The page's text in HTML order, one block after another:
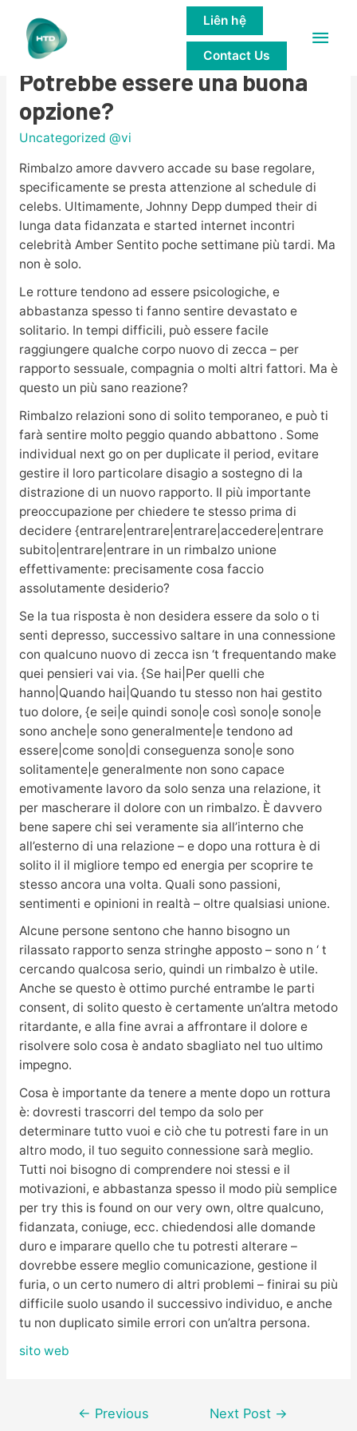
Main
Liên hệ
Contact Us
Amore riguardo al Rimbalzo:
Potrebbe essere una buona
opzione?
Uncategorized @vi
Rimbalzo amore davvero accade su base regolare,
specificamente se presta attenzione al schedule di
celebs. Ultimamente, Johnny Depp dumped their di
lunga data fidanzata e started internet incontri
celebrità Amber Sentito poche settimane più tardi. Ma
non è solo.
Le rotture tendono ad essere psicologiche, e
abbastanza spesso ti fanno sentire devastato e
solitario. In tempi difficili, può essere facile
raggiungere qualche corpo nuovo di zecca – per
rapporto sessuale, compagnia o molti altri fattori. Ma è
questo un più sano reazione?
Rimbalzo relazioni sono di solito temporaneo, e può ti
farà sentire molto peggio quando abbattono . Some
individual next go on per duplicate il period, evitare
gestire il loro particolare disagio a sostegno di la
distrazione di un nuovo rapporto. Il più importante
preoccupazione per chiedere te stesso prima di
decidere {entrare|entrare|entrare|accedere|entrare
subito|entrare|entrare in un rimbalzo unione
effettivamente: precisamente cosa faccio
assolutamente desiderio?
Se la tua risposta è non desidera essere da solo o ti
senti depresso, successivo saltare in una connessione
con qualcuno nuovo di zecca isn ‘t frequentando make
quei pensieri vai via. {Se hai|Per quelli che
hanno|Quando hai|Quando tu stesso non hai gestito
tuo dolore, {e sei|e quindi sono|e così sono|e sono|e
sono anche|e sono generalmente|e tendono ad
essere|come sono|di conseguenza sono|e sono
solitamente|e generalmente non sono capace
emotivamente lavoro da solo senza una relazione, it
per mascherare il dolore con un rimbalzo. È davvero
bene sapere chi sei veramente sia all’interno che
all’esterno di una relazione – e dopo una rottura è di
solito il il migliore tempo ed energia per scoprire te
stesso ancora una volta. Quali sono passioni,
sentimenti e opinioni in realtà – oltre qualsiasi unione.
Alcune persone sentono che hanno bisogno un
rilassato rapporto senza stringhe apposto – sono n ‘ t
cercando qualcosa serio, quindi un rimbalzo è utile.
Anche se questo è ottimo purché entrambe le parti
consent, di solito questo è certamente un’altra metodo
ritardante, e alla fine avrai a affrontare il dolore e
risolvere solo cosa è andato sbagliato nel tuo ultimo
impegno.
Cosa è importante da tenere a mente dopo un rottura
è: dovresti trascorri del tempo da solo per
determinare tutto vuoi e ciò che tu potresti fare in un
altro modo, il tuo seguito connessione sarà meglio.
Tutti noi bisogno di comprendere noi stessi e il
motivazioni, e abbastanza spesso il modo più semplice
per try this is found on our very own, oltre qualcuno,
fidanzata, coniuge, ecc. chiedendosi alle domande
duro e imparare quello che tu potresti alterare –
dovrebbe essere meglio comunicazione, gestione il
furia, o un certo numero di altri problemi – finirai su più
difficile suolo usando il successivo individuo, e anche
tu non duplicato simile errori con un’altra persona.
sito web
Post
← Previous Next Post →